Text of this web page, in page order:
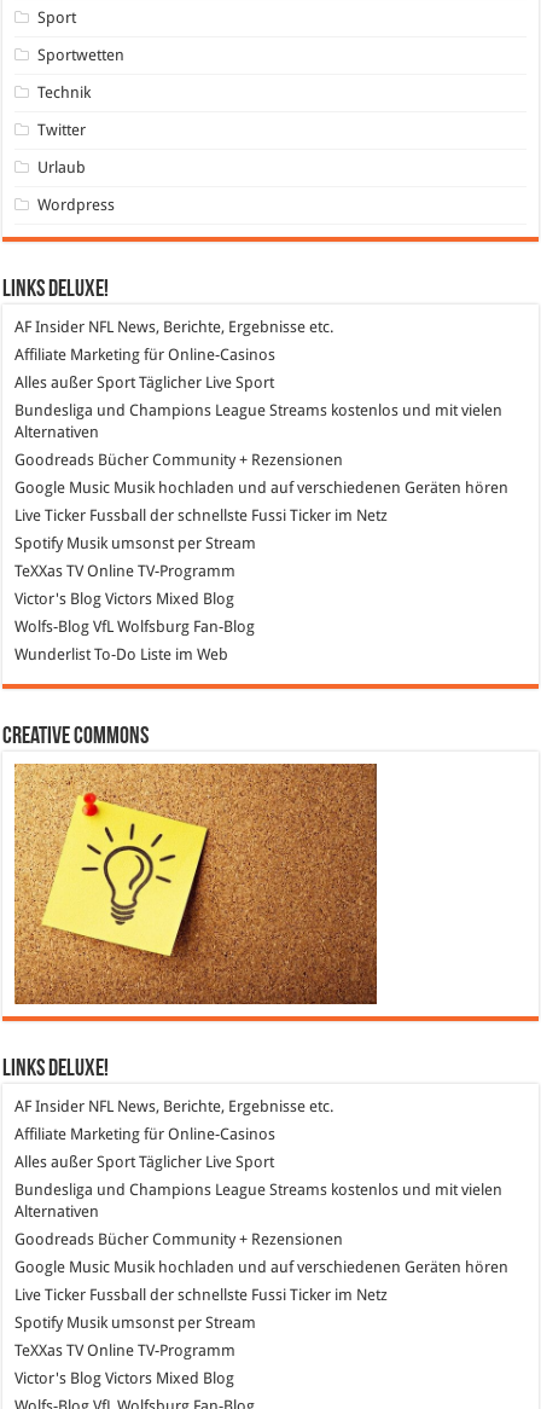
Sport
Sportwetten
Technik
Twitter
Urlaub
Wordpress
Links DeLuXe!
AF Insider NFL News, Berichte, Ergebnisse etc.
Affiliate Marketing für Online-Casinos
Alles außer Sport Täglicher Live Sport
Bundesliga und Champions League Streams kostenlos und mit vielen
Alternativen
Goodreads Bücher Community + Rezensionen
Google Music Musik hochladen und auf verschiedenen Geräten hören
Live Ticker Fussball der schnellste Fussi Ticker im Netz
SpotifyMusik umsonst per Stream
TeXXas TVOnline TV-Programm
Victor's Blog Victors Mixed Blog
Wolfs-Blog VfL Wolfsburg Fan-Blog
Wunderlist To-Do Liste im Web
Creative Commons
Links DeLuXe!
AF Insider NFL News, Berichte, Ergebnisse etc.
Affiliate Marketing für Online-Casinos
Alles außer SportTäglicher Live Sport
Bundesliga und Champions League Streams kostenlos und mit vielen
Alternativen
Goodreads Bücher Community + Rezensionen
Google Music Musik hochladen und auf verschiedenen Geräten hören
Live Ticker Fussball
der schnellste Fussi Ticker im Netz
SpotifyMusik umsonst per Stream
TeXXas TVOnline TV-Programm
Victor's Blog Victors Mixed Blog